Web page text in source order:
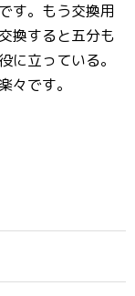
す。もう交換用
換すると五分も
に立っている。
々です。